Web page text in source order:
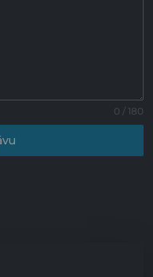
0 / 180